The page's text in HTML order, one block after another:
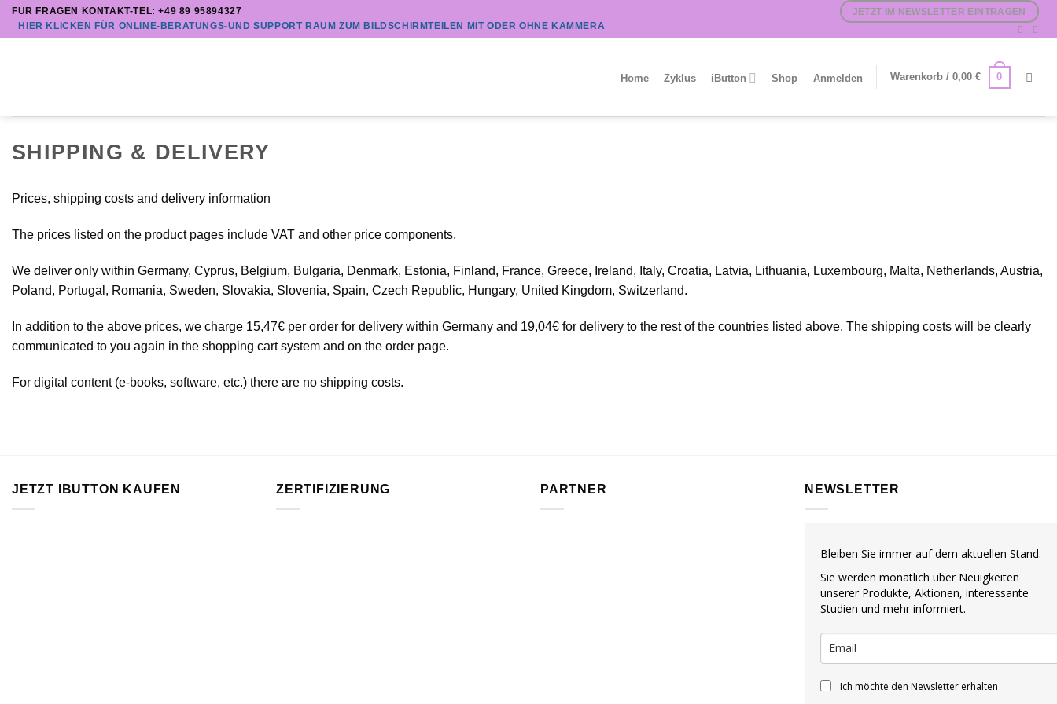
Zum
Inhalt
FÜR FRAGEN KONTAKT-TEL: +49 89 95894327
HIER KLICKEN FÜR ONLINE-BERATUNGS-UND SUPPORT RAUM ZUM BILDSCHIRMTEILEN MIT ODER OHNE KAMMERA
JETZT IM NEWSLETTER EINTRAGEN
Home Zyklus iButton Shop Anmelden Warenkorb / 0,00 € 0
SHIPPING & DELIVERY
Prices, shipping costs and delivery information
The prices listed on the product pages include VAT and other price components.
We deliver only within Germany, Cyprus, Belgium, Bulgaria, Denmark, Estonia, Finland, France, Greece, Ireland, Italy, Croatia, Latvia, Lithuania, Luxembourg, Malta, Netherlands, Austria,
Poland, Portugal, Romania, Sweden, Slovakia, Slovenia, Spain, Czech Republic, Hungary, United Kingdom, Switzerland.
In addition to the above prices, we charge 15,47€ per order for delivery within Germany and 19,04€ for delivery to the rest of the countries listed above. The shipping costs will be clearly
communicated to you again in the shopping cart system and on the order page.
For digital content (e-books, software, etc.) there are no shipping costs.
JETZT IBUTTON KAUFEN ZERTIFIZIERUNG PARTNER NEWSLETTER
Bleiben Sie immer auf dem aktuellen Stand.
Sie werden monatlich über Neuigkeiten
unserer Produkte, Aktionen, interessante
Studien und mehr informiert.
Ich möchte den Newsletter erhalten